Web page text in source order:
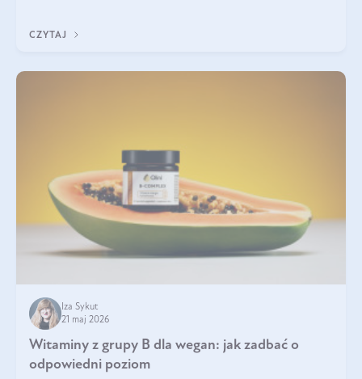
CZYTAJ
Iza Sykut
21 maj 2026
Witaminy z grupy B dla wegan: jak zadbać o
odpowiedni poziom